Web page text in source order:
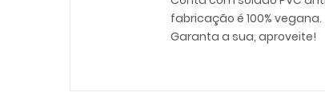
fabricação é 100% vegana.
Garanta a sua, aproveite!